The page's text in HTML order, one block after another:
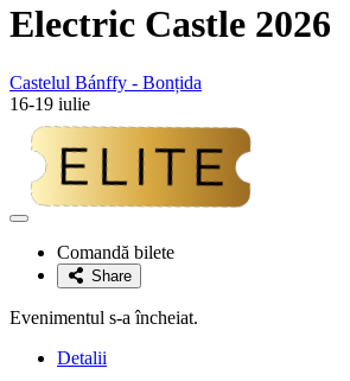
Electric Castle 2026
Castelul Bánffy - Bonțida
16-19 iulie
Adaugă
favoriteComandă bilete
Share
Evenimentul s-a încheiat.
Detalii